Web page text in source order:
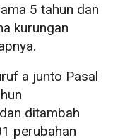
5 tahun dan
kurungan
a junto Pasal
ditambah
perubahan